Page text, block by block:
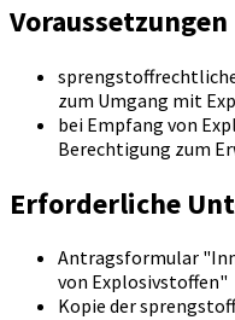
Voraussetzungen
zum Umgang mit
bei Empfang von
Berechtigung zum
Erforderliche
Antragsformular
von Explosivstoffen"
Kopie der